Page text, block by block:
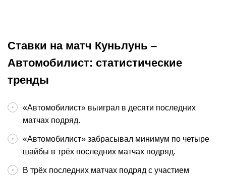
Ставки на матч Куньлунь –
Автомобилист: статистические
тренды
«Автомобилист» выиграл в десяти последних
матчах подряд.
«Автомобилист» забрасывал минимум по четыре
шайбы в трёх последних матчах подряд.
В трёх последних матчах подряд с участием